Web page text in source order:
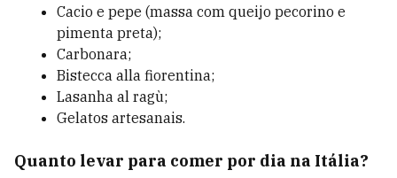
Cacio e pepe (massa com queijo pecorino e
pimenta preta);
Carbonara;
Bistecca alla fiorentina;
Lasanha al ragù;
Gelatos artesanais.
Quanto levar para comer por dia na Itália?